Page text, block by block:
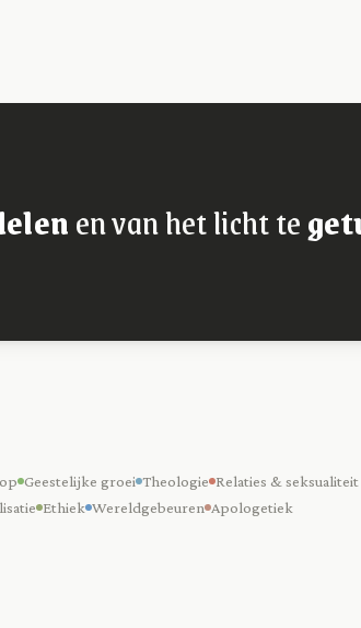
en van het licht te
Geestelijke groei Theologie Relaties & seksualiteit
Ethiek Wereldgebeuren Apologetiek